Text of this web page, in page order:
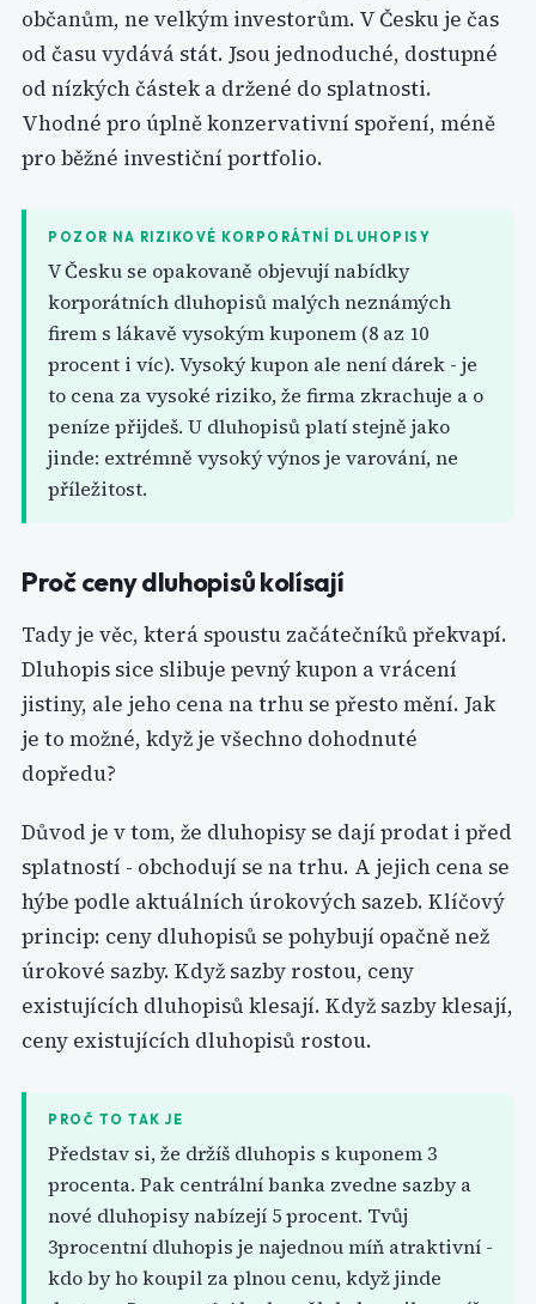
občanům, ne velkým investorům. V Česku je čas
od času vydává stát. Jsou jednoduché, dostupné
od nízkých částek a držené do splatnosti.
Vhodné pro úplně konzervativní spoření, méně
pro běžné investiční portfolio.
POZOR NA RIZIKOVÉ KORPORÁTNÍ DLUHOPISY
V Česku se opakovaně objevují nabídky
korporátních dluhopisů malých neznámých
firem s lákavě vysokým kuponem (8 az 10
procent i víc). Vysoký kupon ale není dárek - je
to cena za vysoké riziko, že firma zkrachuje a o
peníze přijdeš. U dluhopisů platí stejně jako
jinde: extrémně vysoký výnos je varování, ne
příležitost.
Proč ceny dluhopisů kolísají
Tady je věc, která spoustu začátečníků překvapí.
Dluhopis sice slibuje pevný kupon a vrácení
jistiny, ale jeho cena na trhu se přesto mění. Jak
je to možné, když je všechno dohodnuté
dopředu?
Důvod je v tom, že dluhopisy se dají prodat i před
splatností - obchodují se na trhu. A jejich cena se
hýbe podle aktuálních úrokových sazeb. Klíčový
princip: ceny dluhopisů se pohybují opačně než
úrokové sazby. Když sazby rostou, ceny
existujících dluhopisů klesají. Když sazby klesají,
ceny existujících dluhopisů rostou.
PROČ TO TAK JE
Představ si, že držíš dluhopis s kuponem 3
procenta. Pak centrální banka zvedne sazby a
nové dluhopisy nabízejí 5 procent. Tvůj
3procentní dluhopis je najednou míň atraktivní -
kdo by ho koupil za plnou cenu, když jinde